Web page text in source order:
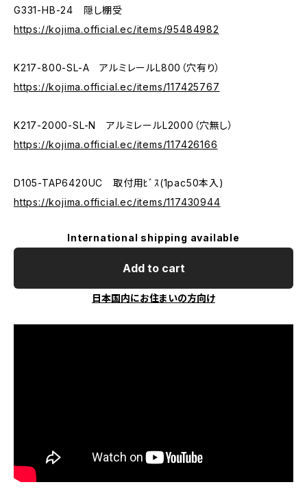
G331-HB-24 隠し棚受
https://kojima.official.ec/items/95484982
K217-800-SL-A アルミレールL800（穴有り）
https://kojima.official.ec/items/117425767
K217-2000-SL-N アルミレールL2000（穴無し）
https://kojima.official.ec/items/117426166
D105-TAP6420UC 取付用ﾋﾞｽ(1pac50本入)
https://kojima.official.ec/items/117430944
International shipping available
Add to cart
日本国内にお住まいの方向け